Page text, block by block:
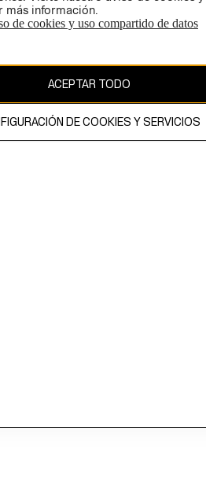
web está protegido por copyright y es
más información.
de cookies y uso compartido de datos
ACEPTAR TODO
DE COOKIES Y SERVICIOS